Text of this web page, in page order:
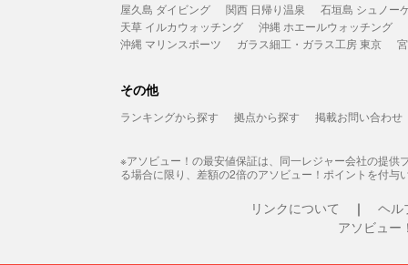
屋久島 ダイビング
関西 日帰り温泉 石垣島 シュノー
天草 イルカウォッチング
沖縄 ホエールウォッチング
沖縄 マリンスポーツ
ガラス細工・ガラス工房 東京
その他
ランキングから探す 拠点から探す 掲載お問い合わせ
※アソビュー！の最安値保証は、同一レジャー会社の提
る場合に限り、差額の2倍のアソビュー！ポイントを付与
リンクについて ヘル
アソビュー